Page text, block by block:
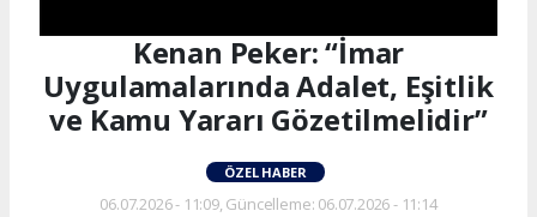
Kenan Peker: “İmar
Uygulamalarında Adalet, Eşitlik
ve Kamu Yararı Gözetilmelidir”
ÖZEL HABER
06.07.2026 - 11:09, Güncelleme: 06.07.2026 - 11:14